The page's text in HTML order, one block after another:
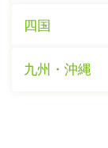
四国
九州・沖縄